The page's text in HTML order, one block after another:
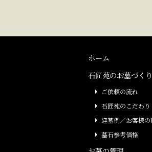
ホーム
石匠苑のお墓づくり
ご依頼の流れ
石匠苑のこだわり
建墓例／お客様の
墓石参考価格